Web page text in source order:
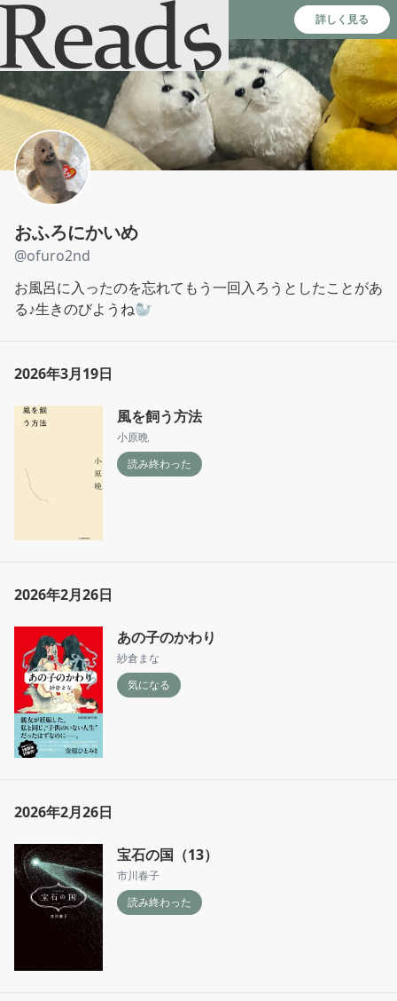
Reads - 読書のSNS＆記録アプリ 詳しく見る
おふろにかいめ
@ofuro2nd
お風呂に入ったのを忘れてもう一回入ろうとしたことがあ
る♪生きのびようね🦭
2026年3月19日
風を飼う方法
小原晩
読み終わった
2026年2月26日
あの子のかわり
紗倉まな
気になる
2026年2月26日
宝石の国（13）
市川春子
読み終わった